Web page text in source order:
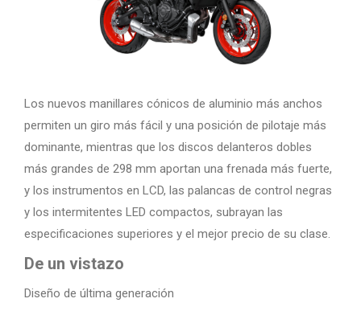
Los nuevos manillares cónicos de aluminio más anchos
permiten un giro más fácil y una posición de pilotaje más
dominante, mientras que los discos delanteros dobles
más grandes de 298 mm aportan una frenada más fuerte,
y los instrumentos en LCD, las palancas de control negras
y los intermitentes LED compactos, subrayan las
especificaciones superiores y el mejor precio de su clase.
De un vistazo
Diseño de última generación